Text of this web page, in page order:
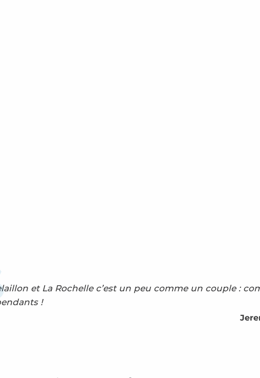
et La Rochelle c’est un peu comme un couple :
!